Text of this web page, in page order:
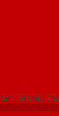
lõi thép